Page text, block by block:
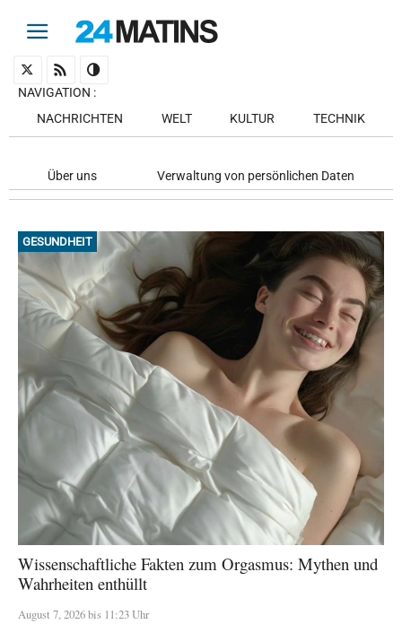
NAVIGATION :
NACHRICHTEN
WELT KULTUR TECHNIK
Über uns Verwaltung von persönlichen Daten
GESUNDHEIT
Wissenschaftliche Fakten zum Orgasmus: Mythen und
Wahrheiten enthüllt
August 7, 2026 bis 11:23 Uhr